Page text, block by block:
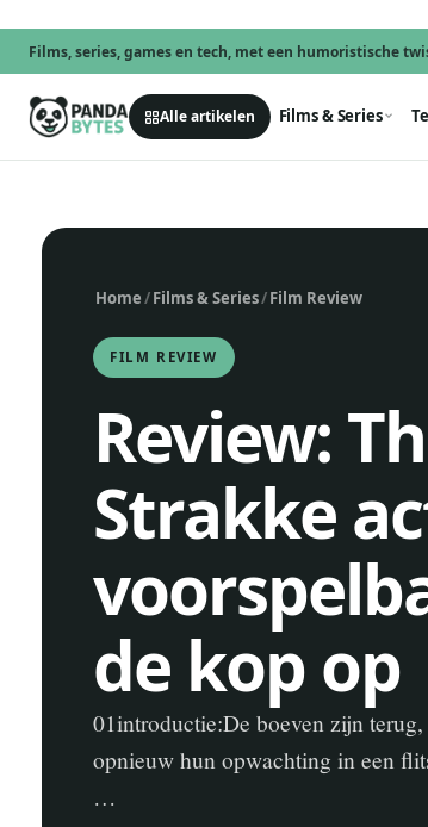
Films, series, games en tech, met een humoristische
Alle artikelen Films & Series
Home/Films & Series/Film Review
FILM REVIEW
Review:
Strakke
de kop op
01introductie:De boeven zijn
opnieuw hun opwachting in een
…